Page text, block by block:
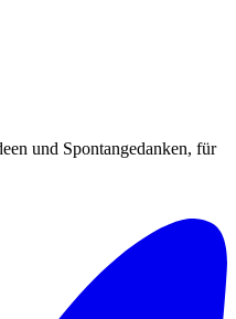
und Spontangedanken, für